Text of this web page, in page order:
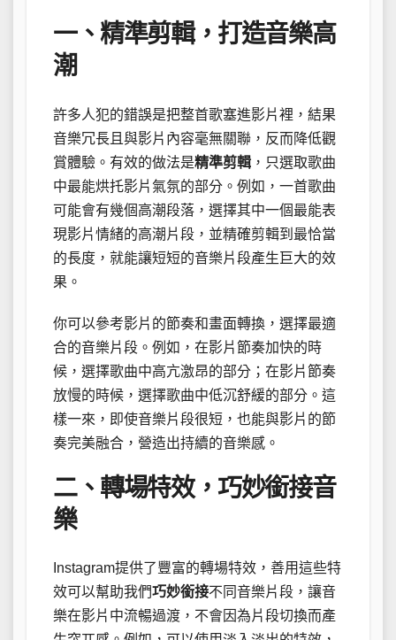
一、精準剪輯，打造音樂高
潮
許多人犯的錯誤是把整首歌塞進影片裡，結果
音樂冗長且與影片內容毫無關聯，反而降低觀
賞體驗。有效的做法是精準剪輯 ，只選取歌曲
中最能烘托影片氣氛的部分。例如，一首歌曲
可能會有幾個高潮段落，選擇其中一個最能表
現影片情緒的高潮片段，並精確剪輯到最恰當
的長度，就能讓短短的音樂片段產生巨大的效
果。
你可以參考影片的節奏和畫面轉換，選擇最適
合的音樂片段。例如，在影片節奏加快的時
候，選擇歌曲中高亢激昂的部分；在影片節奏
放慢的時候，選擇歌曲中低沉舒緩的部分。這
樣一來，即使音樂片段很短，也能與影片的節
奏完美融合，營造出持續的音樂感。
二、轉場特效，巧妙銜接音
樂
Instagram提供了豐富的轉場特效，善用這些特
效可以幫助我們巧妙銜接不同音樂片段，讓音
樂在影片中流暢過渡，不會因為片段切換而產